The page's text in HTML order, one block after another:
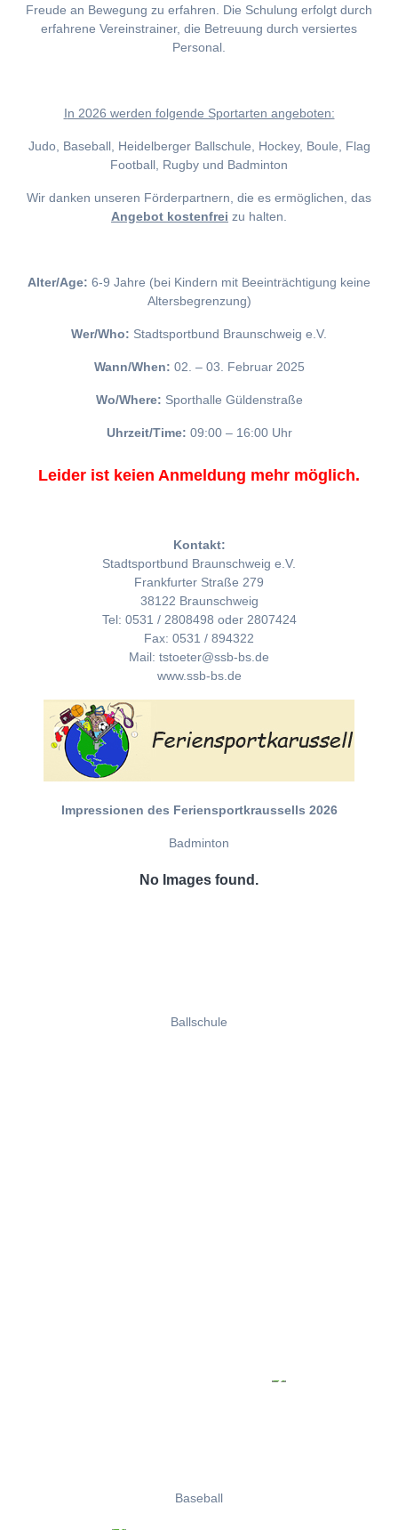
Freude an Bewegung zu erfahren. Die Schulung erfolgt durch
erfahrene Vereinstrainer, die Betreuung durch versiertes
Personal.
In 2026 werden folgende Sportarten angeboten:
Judo, Baseball, Heidelberger Ballschule, Hockey, Boule, Flag
Football, Rugby und Badminton
Wir danken unseren Förderpartnern, die es ermöglichen, das
Angebot kostenfrei zu halten.
Alter/Age: 6-9 Jahre (bei Kindern mit Beeinträchtigung keine
Altersbegrenzung)
Wer/Who: Stadtsportbund Braunschweig e.V.
Wann/When: 02. – 03. Februar 2025
Wo/Where: Sporthalle Güldenstraße
Uhrzeit/Time: 09:00 – 16:00 Uhr
Leider ist keien Anmeldung mehr möglich.
Kontakt:
Stadtsportbund Braunschweig e.V.
Frankfurter Straße 279
38122 Braunschweig
Tel: 0531 / 2808498 oder 2807424
Fax: 0531 / 894322
Mail: tstoeter@ssb-bs.de
www.ssb-bs.de
Impressionen des Feriensportkraussells 2026
Badminton
No Images found.
Ballschule
Baseball